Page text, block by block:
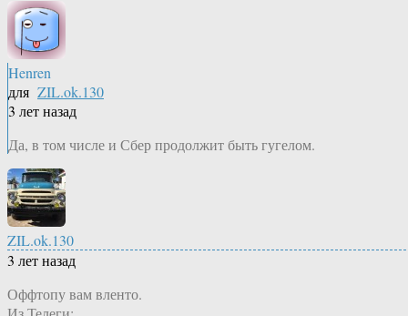
Henren
для ZIL.ok.130
3 лет назад
Да, в том числе и Сбер продолжит быть гугелом.
ZIL.ok.130
3 лет назад
Оффтопу вам вленто.